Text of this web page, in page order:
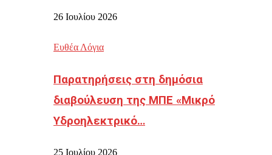
26 Ιουλίου 2026
Ευθέα Λόγια
Παρατηρήσεις στη δημόσια
διαβούλευση της ΜΠΕ «Μικρό
Υδροηλεκτρικό…
25 Ιουλίου 2026